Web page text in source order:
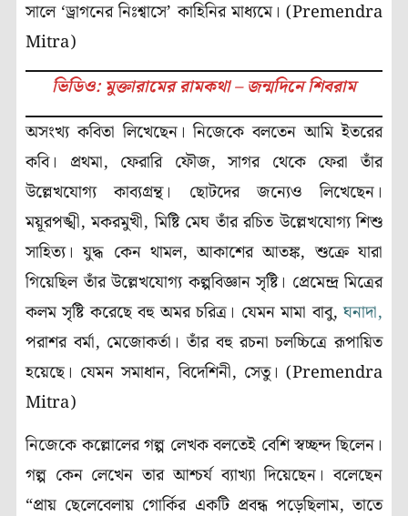
সালে ‘ড্রাগনের নিঃশ্বাসে’ কাহিনির মাধ্যমে। (Premendra
Mitra)
ভিডিও: মুক্তারামের রামকথা – জন্মদিনে শিবরাম
অসংখ্য কবিতা লিখেছেন। নিজেকে বলতেন আমি ইতরের
কবি। প্রথমা, ফেরারি ফৌজ, সাগর থেকে ফেরা তাঁর
উল্লেখযোগ্য কাব্যগ্রন্থ। ছোটদের জন্যেও লিখেছেন।
ময়ূরপঙ্খী, মকরমুখী, মিষ্টি মেঘ তাঁর রচিত উল্লেখযোগ্য শিশু
সাহিত্য। যুদ্ধ কেন থামল, আকাশের আতঙ্ক, শুক্রে যারা
গিয়েছিল তাঁর উল্লেখযোগ্য কল্পবিজ্ঞান সৃষ্টি। প্রেমেন্দ্র মিত্রের
কলম সৃষ্টি করেছে বহু অমর চরিত্র। যেমন মামা বাবু,ঘনাদা,
পরাশর বর্মা, মেজোকর্তা। তাঁর বহু রচনা চলচ্চিত্রে রূপায়িত
হয়েছে। যেমন সমাধান, বিদেশিনী, সেতু। (Premendra
Mitra)
নিজেকে কল্লোলের গল্প লেখক বলতেই বেশি স্বচ্ছন্দ ছিলেন।
গল্প কেন লেখেন তার আশ্চর্য ব্যাখ্যা দিয়েছেন। বলেছেন
“প্রায় ছেলেবেলায় গোর্কির একটি প্রবন্ধ পড়েছিলাম, তাতে